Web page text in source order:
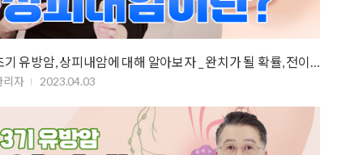
초기 유방암, 상피내암에 대해 알아보자 _ 완치가 될 확률, 전이될 확률은?
리자 2023.04.03